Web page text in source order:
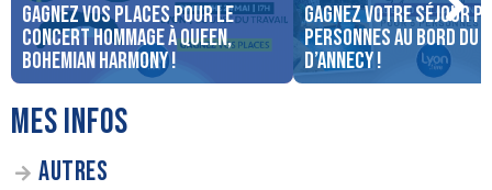
Gagnez vos places pour le
concert Hommage à Queen,
Bohemian Harmony !
Gagnez votre séjour
personnes au bord du
d’Annecy !
MES INFOS
AUTRES